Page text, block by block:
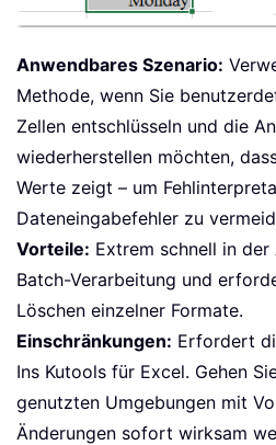
Anwendbares Szenario:
Methode, wenn Sie
Zellen entschlüsseln und die
wiederherstellen möchten,
Werte zeigt – um
Dateneingabefehler zu
Vorteile: Extrem schnell in
Batch-Verarbeitung und
Löschen einzelner Formate.
Einschränkungen: Erfordert
Ins Kutools für Excel. Gehen
genutzten Umgebungen mit
Änderungen sofort wirksam